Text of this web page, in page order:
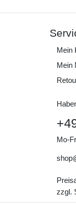
Mein
Mein
Mo-
zzgl.